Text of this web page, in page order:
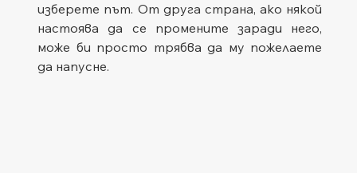
изберете път. От друга страна, ако някой
настоява да се промените заради него,
може би просто трябва да му пожелаете
да напусне.